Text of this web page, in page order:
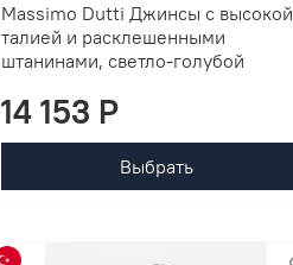
Massimo Dutti Джинсы с высокой
талией и расклешенными
штанинами, светло-голубой
14 153 P
Выбрать